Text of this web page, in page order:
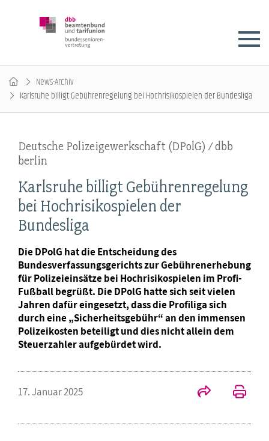
News-Archiv
Karlsruhe billigt Gebührenregelung bei Hochrisikospielen der Bundesliga
Deutsche Polizeigewerkschaft (DPolG) / dbb
berlin
Karlsruhe billigt Gebührenregelung
bei Hochrisikospielen der
Bundesliga
Die DPolG hat die Entscheidung des
Bundesverfassungsgerichts zur Gebührenerhebung
für Polizeieinsätze bei Hochrisikospielen im Profi-
Fußball begrüßt. Die DPolG hatte sich seit vielen
Jahren dafür eingesetzt, dass die Profiliga sich
durch eine „Sicherheitsgebühr“ an den immensen
Polizeikosten beteiligt und dies nicht allein dem
Steuerzahler aufgebürdet wird.
17. Januar 2025